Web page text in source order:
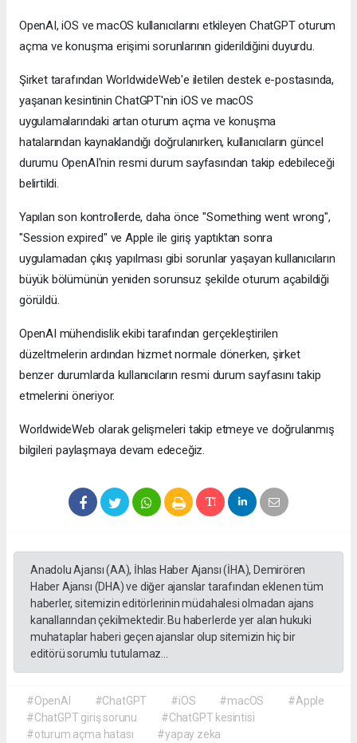
OpenAI, iOS ve macOS kullanıcılarını etkileyen ChatGPT oturum
açma ve konuşma erişimi sorunlarının giderildiğini duyurdu.
Şirket tarafından WorldwideWeb'e iletilen destek e-postasında,
yaşanan kesintinin ChatGPT'nin iOS ve macOS
uygulamalarındaki artan oturum açma ve konuşma
hatalarından kaynaklandığı doğrulanırken, kullanıcıların güncel
durumu OpenAI'nin resmi durum sayfasından takip edebileceği
belirtildi.
Yapılan son kontrollerde, daha önce "Something went wrong",
"Session expired" ve Apple ile giriş yaptıktan sonra
uygulamadan çıkış yapılması gibi sorunlar yaşayan kullanıcıların
büyük bölümünün yeniden sorunsuz şekilde oturum açabildiği
görüldü.
OpenAI mühendislik ekibi tarafından gerçekleştirilen
düzeltmelerin ardından hizmet normale dönerken, şirket
benzer durumlarda kullanıcıların resmi durum sayfasını takip
etmelerini öneriyor.
WorldwideWeb olarak gelişmeleri takip etmeye ve doğrulanmış
bilgileri paylaşmaya devam edeceğiz.
Anadolu Ajansı (AA), İhlas Haber Ajansı (İHA), Demirören
Haber Ajansı (DHA) ve diğer ajanslar tarafından eklenen tüm
haberler, sitemizin editörlerinin müdahalesi olmadan ajans
kanallarından çekilmektedir. Bu haberlerde yer alan hukuki
muhataplar haberi geçen ajanslar olup sitemizin hiç bir
editörü sorumlu tutulamaz...
#OpenAI #ChatGPT #iOS #macOS
#Apple
#ChatGPT giriş sorunu
#ChatGPT kesintisi
#oturum açma hatası
#yapay zeka